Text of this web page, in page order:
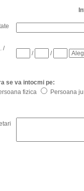
/
/ /
se va intocmi pe:
fizica
Persoana